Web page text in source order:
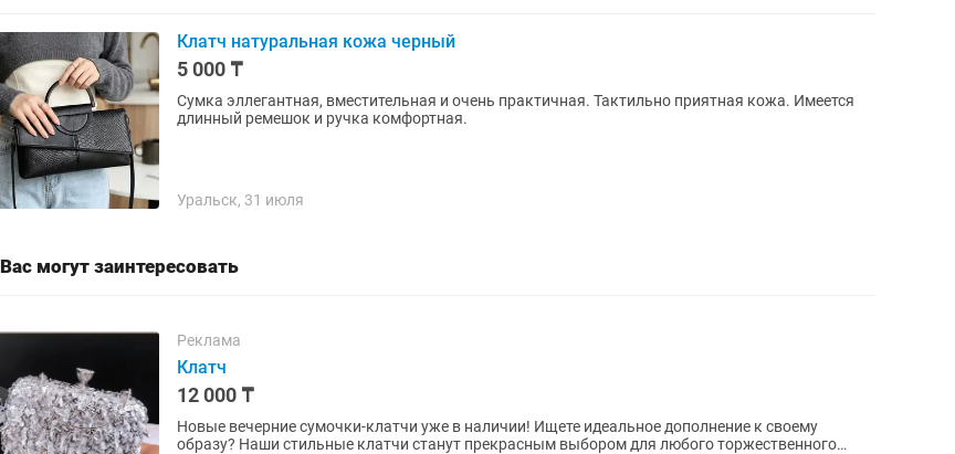
Клатч натуральная кожа черный
5 000 ₸
Сумка эллегантная, вместительная и очень практичная. Тактильно приятная кожа. Имеется
длинный ремешок и ручка комфортная.
Уральск, 31 июля
Вас могут заинтересовать
Реклама
Клатч
12 000 ₸
Новые вечерние сумочки-клатчи уже в наличии! Ищете идеальное дополнение к своему
образу? Наши стильные клатчи станут прекрасным выбором для любого торжественного